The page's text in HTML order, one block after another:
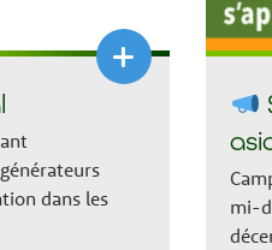
+
dans les
mi-